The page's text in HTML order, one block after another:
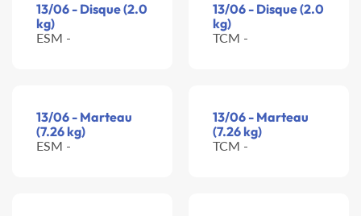
13/06 - Disque (2.0
kg)
ESM -
13/06 - Disque (2.0
kg)
TCM -
13/06 - Marteau
(7.26 kg)
ESM -
13/06 - Marteau
(7.26 kg)
TCM -